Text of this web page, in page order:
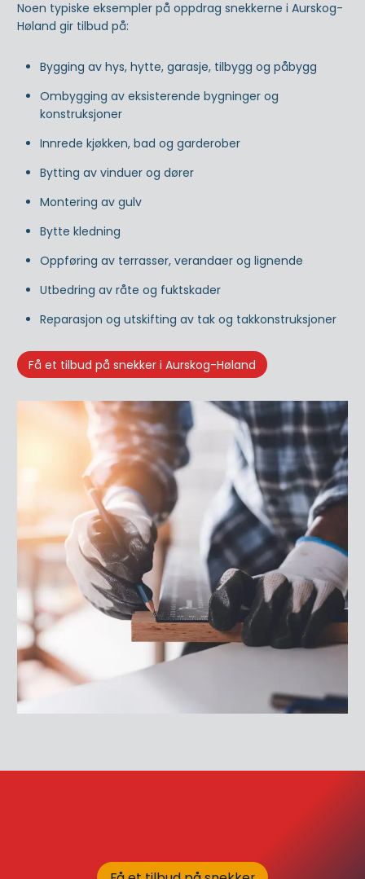
Noen typiske eksempler på oppdrag snekkerne i Aurskog-
Høland gir tilbud på:
Bygging av hys, hytte, garasje, tilbygg og påbygg
Ombygging av eksisterende bygninger og
konstruksjoner
Innrede kjøkken, bad og garderober
Bytting av vinduer og dører
Montering av gulv
Bytte kledning
Oppføring av terrasser, verandaer og lignende
Utbedring av råte og fuktskader
Reparasjon og utskifting av tak og takkonstruksjoner
Få et tilbud på snekker i Aurskog-Høland